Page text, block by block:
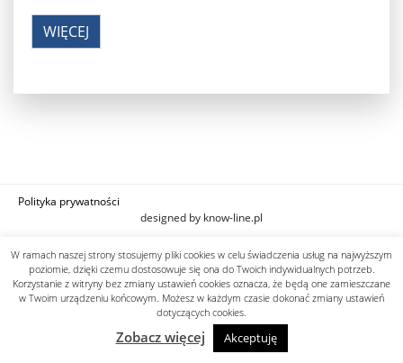
WIĘCEJ
Polityka prywatności
designed by know-line.pl
W ramach naszej strony stosujemy pliki cookies w celu świadczenia usług na najwyższym
poziomie, dzięki czemu dostosowuje się ona do Twoich indywidualnych potrzeb.
Korzystanie z witryny bez zmiany ustawień cookies oznacza, że będą one zamieszczane
w Twoim urządzeniu końcowym. Możesz w każdym czasie dokonać zmiany ustawień
dotyczących cookies.
Zobacz więcej Akceptuję